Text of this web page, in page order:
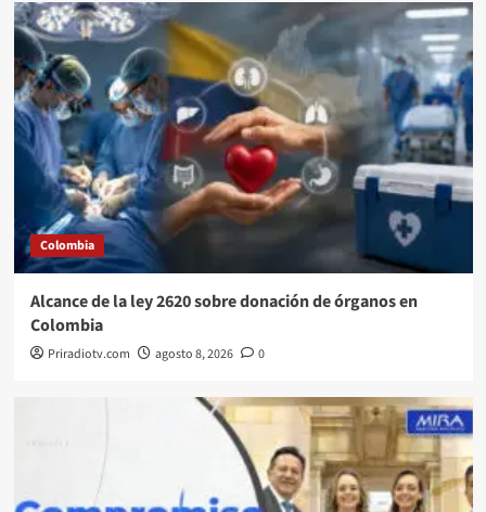
Colombia
Alcance de la ley 2620 sobre donación de órganos en
Colombia
Priradiotv.com agosto 8, 2026 0